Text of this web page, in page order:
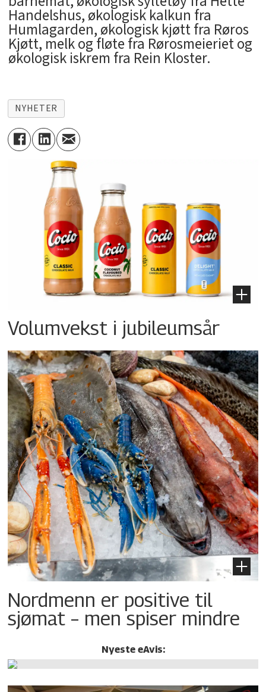
Handelshus, økologisk kalkun fra
Humlagarden, økologisk kjøtt fra Røros
Kjøtt, melk og fløte fra Rørosmeieriet og
økologisk iskrem fra Rein Kloster.
NYHETER
Volumvekst i jubileumsår
Nordmenn er positive til
sjømat – men spiser mindre
Nyeste eAvis: